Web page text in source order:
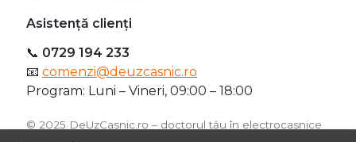
©️ 2025 DeUzCasnic.ro – doctorul tău în electrocasnice